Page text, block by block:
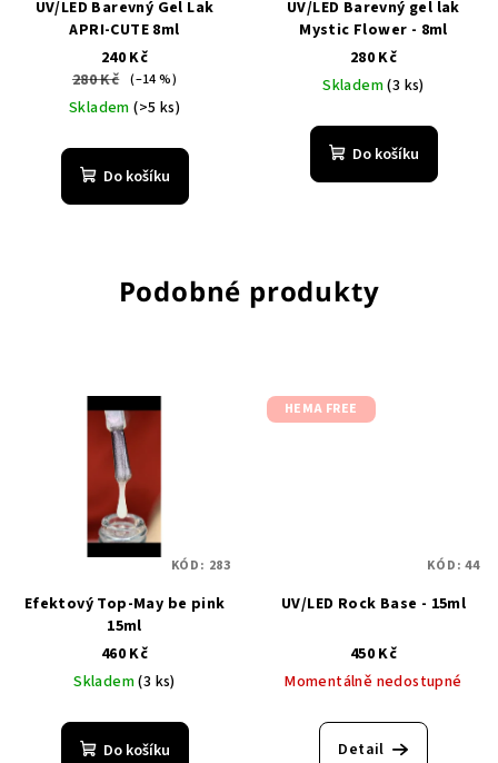
UV/LED Barevný Gel Lak
APRI-CUTE 8ml
240 Kč
280 Kč (–14 %)
Skladem(>5 ks)
Do košíku
UV/LED Barevný gel lak
Mystic Flower - 8ml
280 Kč
Skladem(3 ks)
Do košíku
Podobné produkty
Efektový Top-May be pink
15ml
460 Kč
Skladem(3 ks)
Do košíku
KÓD: 283
HEMA FREE
UV/LED Rock Base - 15ml
450 Kč
Momentálně nedostupné
Detail
KÓD:44